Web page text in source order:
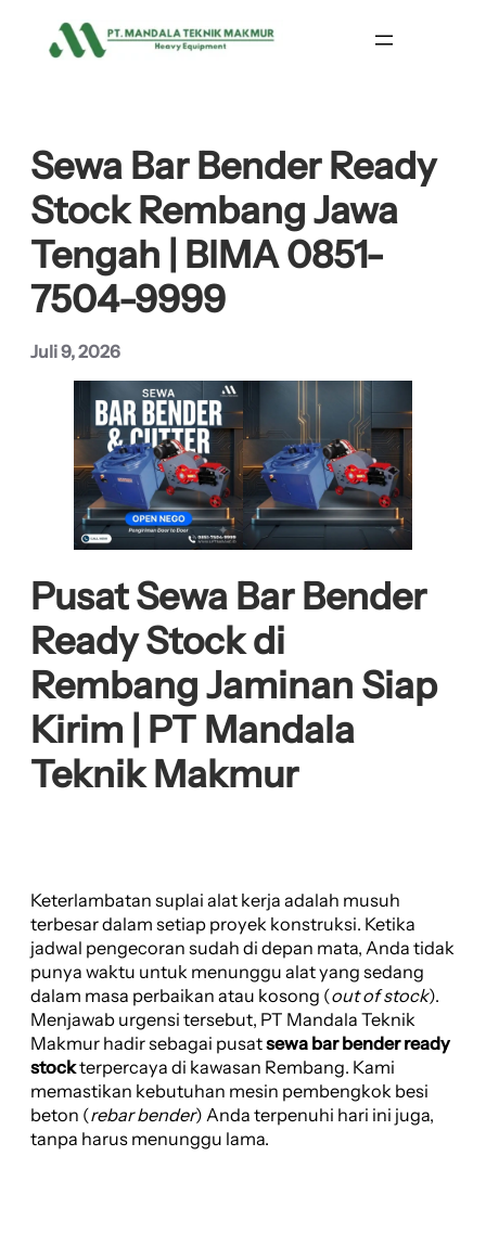
Sewa Bar Bender Ready
Stock Rembang Jawa
Tengah | BIMA 0851-
7504-9999
Juli 9, 2026
Pusat Sewa Bar Bender
Ready Stock di
Rembang Jaminan Siap
Kirim | PT Mandala
Teknik Makmur
Keterlambatan suplai alat kerja adalah musuh
terbesar dalam setiap proyek konstruksi. Ketika
jadwal pengecoran sudah di depan mata, Anda tidak
punya waktu untuk menunggu alat yang sedang
dalam masa perbaikan atau kosong (out of stock).
Menjawab urgensi tersebut, PT Mandala Teknik
Makmur hadir sebagai pusatsewa bar bender ready
stockterpercaya di kawasan Rembang. Kami
memastikan kebutuhan mesin pembengkok besi
beton (rebar bender) Anda terpenuhi hari ini juga,
tanpa harus menunggu lama.